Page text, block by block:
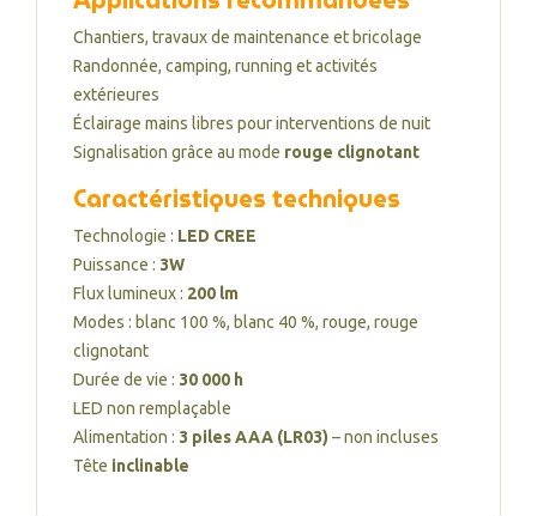
Chantiers, travaux de maintenance et bricolage
Randonnée, camping, running et activités
extérieures
Éclairage mains libres pour interventions de nuit
Signalisation grâce au mode rouge clignotant
Caractéristiques techniques
Technologie : LED CREE
Puissance : 3W
Flux lumineux : 200 lm
Modes : blanc 100 %, blanc 40 %, rouge, rouge
clignotant
Durée de vie : 30 000 h
LED non remplaçable
Alimentation : 3 piles AAA (LR03) – non incluses
Tête inclinable